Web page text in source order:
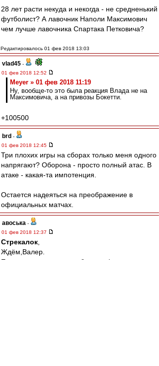
28 лет расти некуда и некогда - не средненький
футболист? А лавочник Наполи Максимович
чем лучше лавочника Спартака Петковича?
Редактировалось 01 фев 2018 13:03
vlad45 -
01 фев 2018 12:52
Meyer » 01 фев 2018 11:19
Ну, вообще-то это была реакция Влада не на
Максимовича, а на привозы Бокетти.
+100500
brd -
01 фев 2018 12:45
Три плохих игры на сборах только меня одного
напрягают? Оборона - просто полный атас. В
атаке - какая-та импотенция.
Остается надеяться на преображение в
официальных матчах.
авоська -
01 фев 2018 12:37
Стрекалок
Ждём,Валер.
Если окажется столпом буду рад)